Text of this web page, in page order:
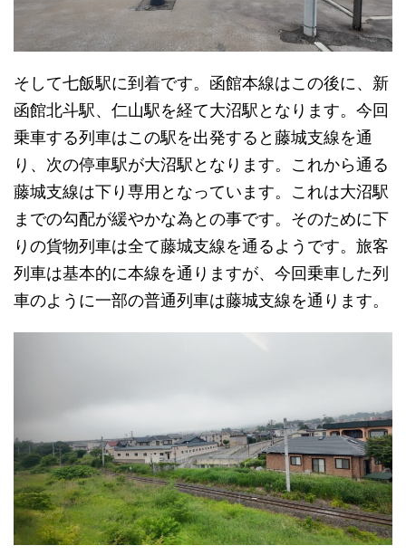
そして七飯駅に到着です。函館本線はこの後に、新
函館北斗駅、仁山駅を経て大沼駅となります。今回
乗車する列車はこの駅を出発すると藤城支線を通
り、次の停車駅が大沼駅となります。これから通る
藤城支線は下り専用となっています。これは大沼駅
までの勾配が緩やかな為との事です。そのために下
りの貨物列車は全て藤城支線を通るようです。旅客
列車は基本的に本線を通りますが、今回乗車した列
車のように一部の普通列車は藤城支線を通ります。